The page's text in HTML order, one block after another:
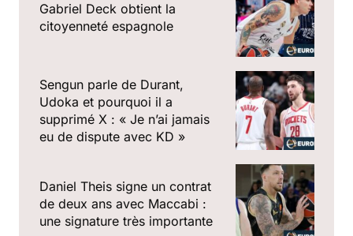
Gabriel Deck obtient la
citoyenneté espagnole
Sengun parle de Durant,
Udoka et pourquoi il a
supprimé X : « Je n’ai jamais
eu de dispute avec KD »
Daniel Theis signe un contrat
de deux ans avec Maccabi :
une signature très importante